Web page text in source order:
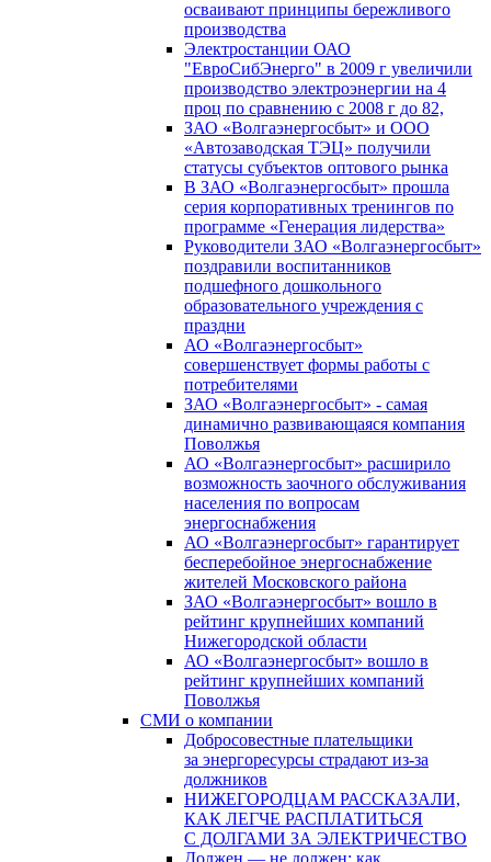
осваивают принципы бережливого
производства
Электростанции ОАО
"ЕвроСибЭнерго" в 2009 г увеличили
производство электроэнергии на 4
проц по сравнению с 2008 г до 82,
ЗАО «Волгаэнергосбыт» и ООО
«Автозаводская ТЭЦ» получили
статусы субъектов оптового рынка
В ЗАО «Волгаэнергосбыт» прошла
серия корпоративных тренингов по
программе «Генерация лидерства»
Руководители ЗАО «Волгаэнергосбыт»
поздравили воспитанников
подшефного дошкольного
образовательного учреждения с
праздни
АО «Волгаэнергосбыт»
совершенствует формы работы с
потребителями
ЗАО «Волгаэнергосбыт» - самая
динамично развивающаяся компания
Поволжья
АО «Волгаэнергосбыт» расширило
возможность заочного обслуживания
населения по вопросам
энергоснабжения
АО «Волгаэнергосбыт» гарантирует
бесперебойное энергоснабжение
жителей Московского района
ЗАО «Волгаэнергосбыт» вошло в
рейтинг крупнейших компаний
Нижегородской области
АО «Волгаэнергосбыт» вошло в
рейтинг крупнейших компаний
Поволжья
СМИ о компании
Добросовестные плательщики
за энергоресурсы страдают из-за
должников
НИЖЕГОРОДЦАМ РАССКАЗАЛИ,
КАК ЛЕГЧЕ РАСПЛАТИТЬСЯ
С ДОЛГАМИ ЗА ЭЛЕКТРИЧЕСТВО